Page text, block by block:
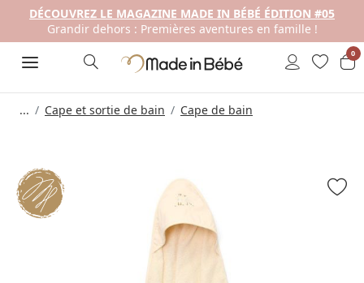
DÉCOUVREZ LE MAGAZINE MADE IN BÉBÉ ÉDITION #05
Grandir dehors : Premières aventures en famille !
0
... Cape et sortie de bain Cape de bain